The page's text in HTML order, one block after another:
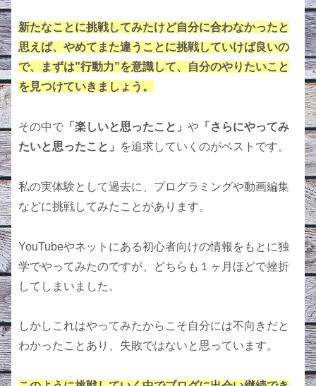
新たなことに挑戦してみたけど自分に合わなかったと
思えば、やめてまた違うことに挑戦していけば良いの
で、まずは”行動力”を意識して、自分のやりたいこと
を見つけていきましょう。
その中で 「楽しいと思ったこと」 や 「さらにやってみ
たいと思ったこと」
を追求していくのがベストです。
私の実体験として過去に、プログラミングや動画編集
などに挑戦してみたことがあります。
YouTubeやネットにある初心者向けの情報をもとに独
学でやってみたのですが、どちらも１ヶ月ほどで挫折
してしまいました。
しかしこれはやってみたからこそ自分には不向きだと
わかったことあり、失敗ではないと思っています。